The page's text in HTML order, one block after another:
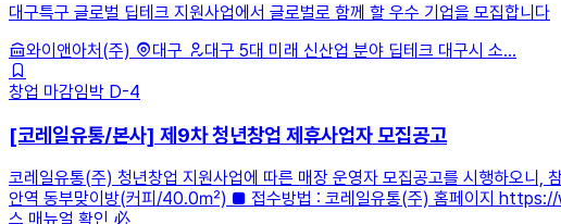
대구특구 글로벌 딥테크 지원사업에서 글로벌로 함께 할 우수 기업을 모집합니다
와이앤아처(주)
대구
대구 5대 미래 신산업 분야 딥테크 대구시 소...
창업 마감임박 D-4
[코레일유통/본사] 제9차 청년창업 제휴사업자 모집공고
코레일유통(주) 청년창업 지원사업에 따른 매장 운영자 모집공고를 시행하오
안역 동부맞이방(커피/40.0㎡) ■ 접수방법 : 코레일유통(주) 홈페이지
스 매뉴얼 확인 必